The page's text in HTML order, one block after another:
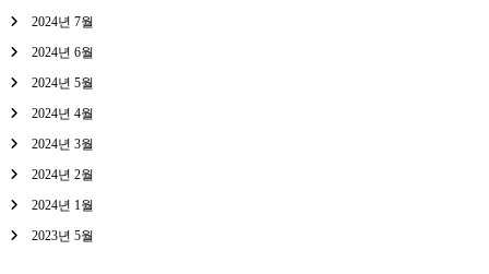
2024년 7월
2024년 6월
2024년 5월
2024년 4월
2024년 3월
2024년 2월
2024년 1월
2023년 5월